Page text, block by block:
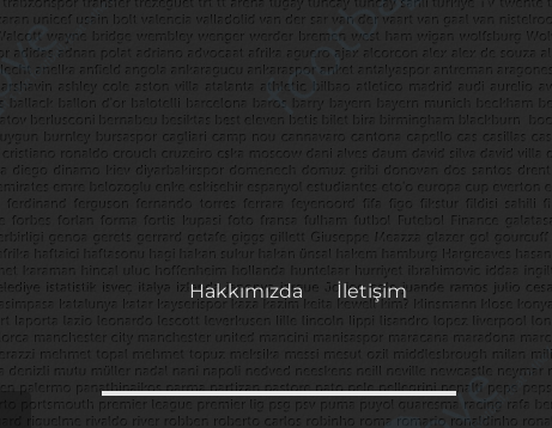
Hakkımızda İletişim